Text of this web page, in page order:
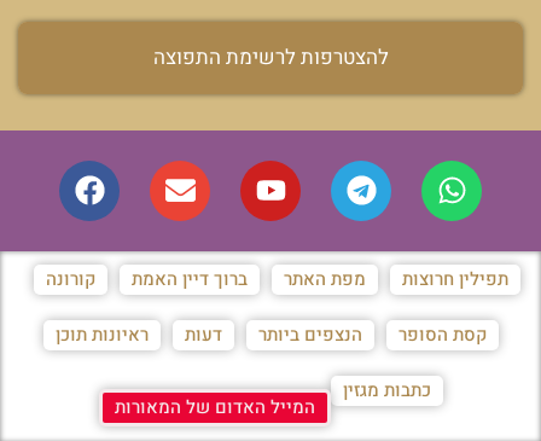
להצטרפות לרשימת התפוצה
תפילין חרוצות מפת האתר ברוך דיין האמת קורונה
קסת הסופר הנצפים ביותר דעות ראיונות תוכן
כתבות מגזין
המייל האדום של המאורות